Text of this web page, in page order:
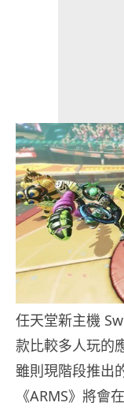
任天堂新主機
款比較多人玩的
雖則現階段推出
《ARMS》將會